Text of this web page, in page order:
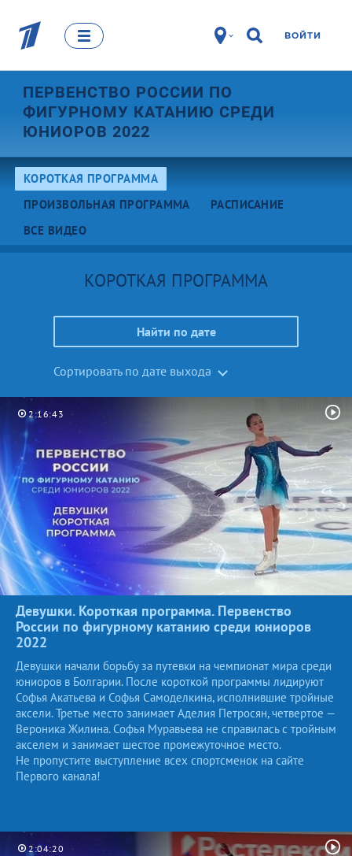
ВОЙТИ
ПЕРВЕНСТВО РОССИИ ПО
ФИГУРНОМУ КАТАНИЮ СРЕДИ
ЮНИОРОВ 2022
КОРОТКАЯ ПРОГРАММА
ПРОИЗВОЛЬНАЯ ПРОГРАММА
РАСПИСАНИЕ
ВСЕ ВИДЕО
КОРОТКАЯ ПРОГРАММА
Найти по дате
Сортировать по дате выхода
2:16:43
Девушки. Короткая программа. Первенство
России по фигурному катанию среди юниоров
2022
Девушки начали борьбу за путевки на чемпионат мира среди
юниоров в Болгарии. После короткой программы лидируют
Софья Акатьева и Софья Самоделкина, исполнившие тройные
аксели. Третье место занимает Аделия Петросян, четвертое —
Вероника Жилина. Софья Муравьева не справилась с тройным
акселем и занимает шестое промежуточное место.
Не пропустите выступление всех спортсменок на сайте
Первого канала!
2:04:20